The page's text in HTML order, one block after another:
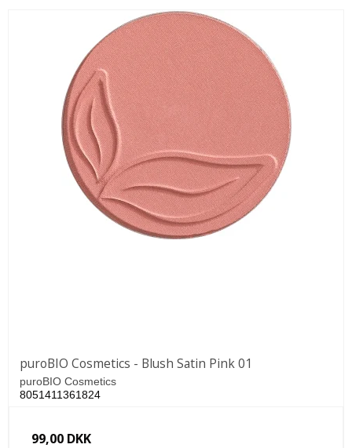
puroBIO Cosmetics - Blush Satin Pink 01
puroBIO Cosmetics
8051411361824
99,00 DKK